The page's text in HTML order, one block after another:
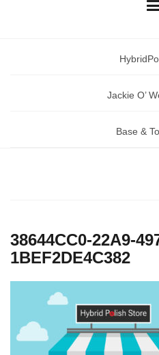
Jackie O’
Base &
38644CC0-22A9-
1BEF2DE4C382